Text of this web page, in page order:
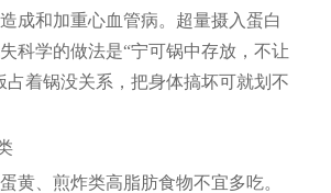
成和加重心血管病。超量摄入蛋白
科学的做法是“宁可锅中存放，不让
占着锅没关系，把身体搞坏可就划不
、煎炸类高脂肪食物不宜多吃。